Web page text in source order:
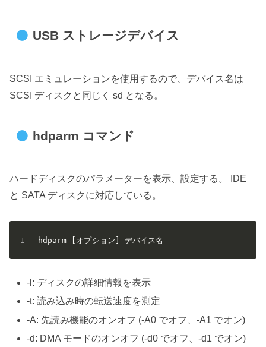
USB ストレージデバイス
SCSI エミュレーションを使用するので、デバイス名は
SCSI ディスクと同じく sd となる。
hdparm コマンド
ハードディスクのパラメーターを表示、設定する。 IDE
と SATA ディスクに対応している。
hdparm [オプション] デバイス名
-l: ディスクの詳細情報を表示
-t: 読み込み時の転送速度を測定
-A: 先読み機能のオンオフ (-A0 でオフ、-A1 でオン)
-d: DMA モードのオンオフ (-d0 でオフ、-d1 でオン)